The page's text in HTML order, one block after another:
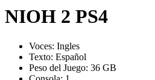
NIOH 2 PS4
Voces: Ingles
Texto: Español
Peso del Juego: 36 GB